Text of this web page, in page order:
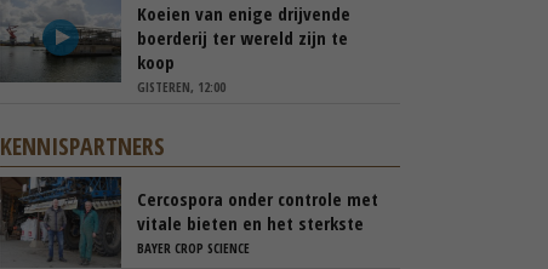
Koeien van enige drijvende
boerderij ter wereld zijn te
koop
GISTEREN, 12:00
KENNISPARTNERS
Cercospora onder controle met
vitale bieten en het sterkste
spuitschema
BAYER CROP SCIENCE